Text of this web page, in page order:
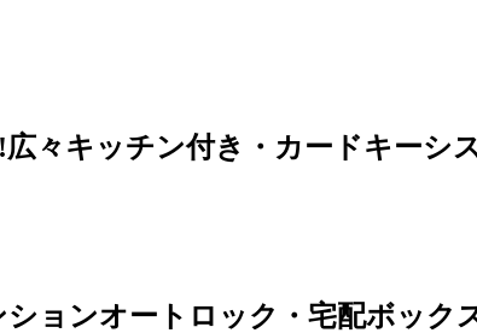
広々キッチン付き・カードキー
ョンオートロック・宅配ボック